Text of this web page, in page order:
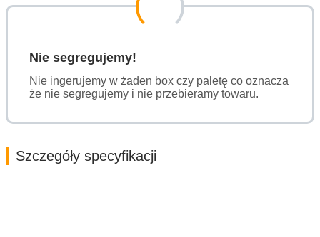
Nie segregujemy!
Nie ingerujemy w żaden box czy paletę co oznacza
że nie segregujemy i nie przebieramy towaru.
Szczegóły specyfikacji